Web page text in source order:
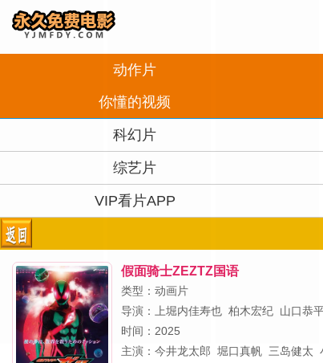
动作片
你懂的视频
科幻片
综艺片
VIP看片APP
假面骑士ZEZTZ国语
类型：动画片
导演：
上堀内佳寿也 柏木宏纪 山口恭
时间：2025
主演： 今井龙太郎 堀口真帆 三岛健太